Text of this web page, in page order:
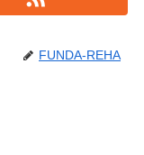
FUNDA-REHA